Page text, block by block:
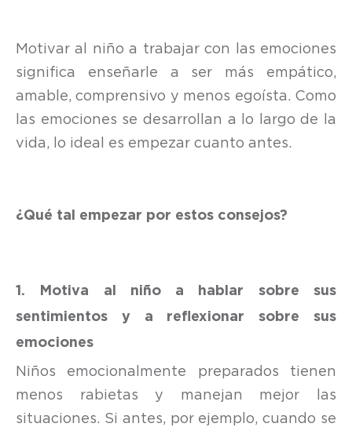
Motivar al niño a trabajar con las emociones
significa enseñarle a ser más empático,
amable, comprensivo y menos egoísta. Como
las emociones se desarrollan a lo largo de la
vida, lo ideal es empezar cuanto antes.
¿Qué tal empezar por estos consejos?
1. Motiva al niño a hablar sobre sus
sentimientos y a reflexionar sobre sus
emociones
Niños emocionalmente preparados tienen
menos rabietas y manejan mejor las
situaciones. Si antes, por ejemplo, cuando se